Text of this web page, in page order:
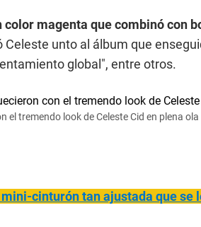
color magenta que combinó con
unto al álbum que
global", entre otros.
tremendo look de Celeste Cid en plena ola
mini-cinturón tan ajustada que se